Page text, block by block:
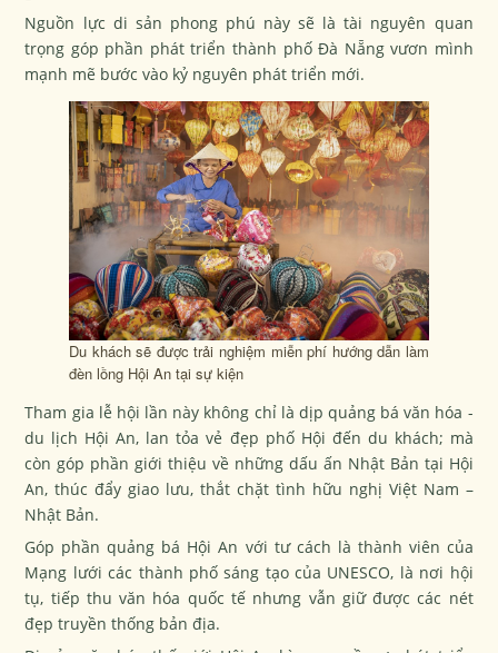
Nguồn lực di sản phong phú này sẽ là tài nguyên quan
trọng góp phần phát triển thành phố Đà Nẵng vươn mình
mạnh mẽ bước vào kỷ nguyên phát triển mới.
Du khách sẽ được trải nghiệm miễn phí hướng dẫn làm
đèn lồng Hội An tại sự kiện
Tham gia lễ hội lần này không chỉ là dịp quảng bá văn hóa -
du lịch Hội An, lan tỏa vẻ đẹp phố Hội đến du khách; mà
còn góp phần giới thiệu về những dấu ấn Nhật Bản tại Hội
An, thúc đẩy giao lưu, thắt chặt tình hữu nghị Việt Nam –
Nhật Bản.
Góp phần quảng bá Hội An với tư cách là thành viên của
Mạng lưới các thành phố sáng tạo của UNESCO, là nơi hội
tụ, tiếp thu văn hóa quốc tế nhưng vẫn giữ được các nét
đẹp truyền thống bản địa.